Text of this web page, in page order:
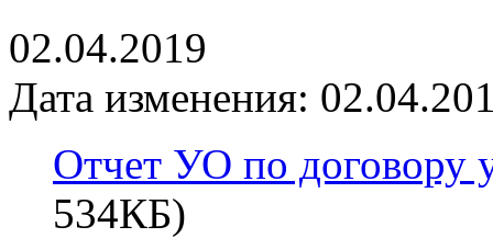
02.04.2019
Дата изменения:
Отчет УО по
534КБ)